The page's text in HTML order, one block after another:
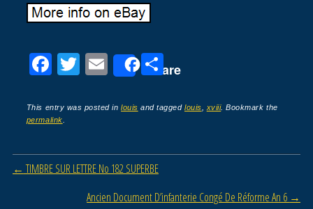
F
c
e
b
o
T
tt
E
ail
Share
P
ta
er
This entry was posted inlouis and tagged louis xviii. Bookmark the
permalink
Post navigation
← TIMBRE SUR LETTRE No 182 SUPERBE
Ancien Document D’infanterie Congé De Réforme An 6 →